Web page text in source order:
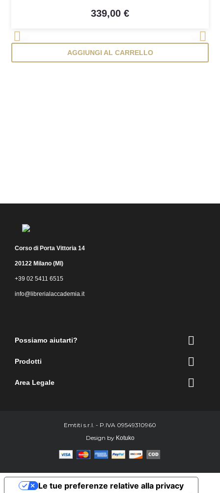
339,00 €
AGGIUNGI AL CARRELLO
Corso di Porta Vittoria 14
20122 Milano (MI)
+39 02 5411 6515
info@librerialaccademia.it
Possiamo aiutarti? 
Prodotti 
Area Legale 
Emtiti s.r.l. - P.IVA 09549310960
Design by Kotuko
Le tue preferenze relative alla privacy